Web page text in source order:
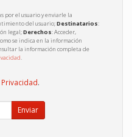
por el usuario y enviarle la
del usuario;Destinatarios:
legal;Derechos: Acceder,
se indica en la información
la información completa de
.
.
Enviar